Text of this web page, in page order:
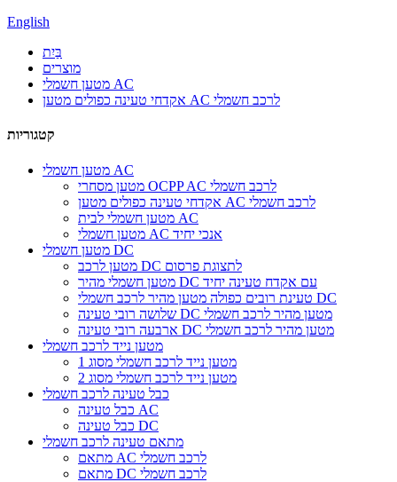
English
בַּיִת
מוצרים
מטען חשמלי AC
אקדחי טעינה כפולים מטען AC לרכב חשמלי
קטגוריות
מטען חשמלי AC
מטען מסחרי OCPP AC לרכב חשמלי
אקדחי טעינה כפולים מטען AC לרכב חשמלי
מטען חשמלי לבית AC
מטען חשמלי AC אנכי יחיד
מטען חשמלי DC
מטען לרכב DC לתצוגת פרסום
מטען חשמלי מהיר DC עם אקדח טעינה יחיד
טעינת רובים כפולה מטען מהיר לרכב חשמלי DC
שלושה רובי טעינה DC מטען מהיר לרכב חשמלי
ארבעה רובי טעינה DC מטען מהיר לרכב חשמלי
מטען נייד לרכב חשמלי
מטען נייד לרכב חשמלי מסוג 1
מטען נייד לרכב חשמלי מסוג 2
כבל טעינה לרכב חשמלי
כבל טעינה AC
כבל טעינה DC
מתאם טעינה לרכב חשמלי
מתאם AC לרכב חשמלי
מתאם DC לרכב חשמלי